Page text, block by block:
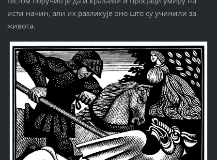
исти начин, али их разликује оно што су учинили за
живота.